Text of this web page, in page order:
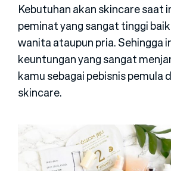
Kebutuhan akan skincare saat
peminat yang sangat tinggi
wanita ataupun pria. Sehingga
keuntungan yang sangat
kamu sebagai pebisnis pemula
skincare.